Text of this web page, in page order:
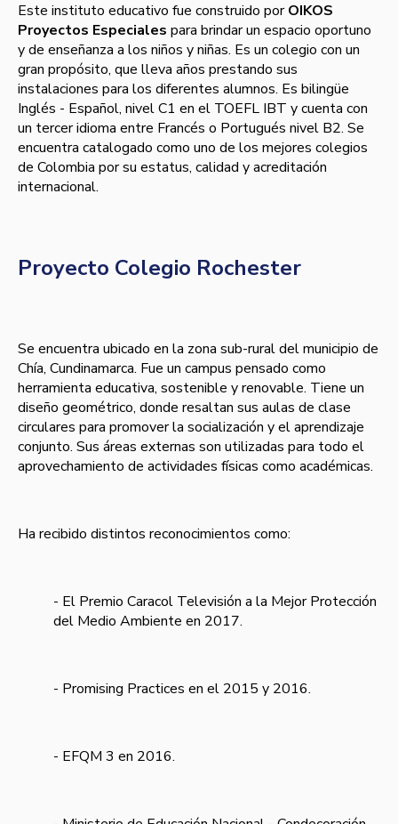
Este instituto educativo fue construido porOIKOS
Proyectos Especiales para brindar un espacio oportuno
y de enseñanza a los niños y niñas. Es un colegio con un
gran propósito, que lleva años prestando sus
instalaciones para los diferentes alumnos. Es bilingüe
Inglés - Español, nivel C1 en el TOEFL IBT y cuenta con
un tercer idioma entre Francés o Portugués nivel B2. Se
encuentra catalogado como uno de los mejores colegios
de Colombia por su estatus, calidad y acreditación
internacional.
Proyecto Colegio Rochester
Se encuentra ubicado en la zona sub-rural del municipio de
Chía, Cundinamarca. Fue un campus pensado como
herramienta educativa, sostenible y renovable. Tiene un
diseño geométrico, donde resaltan sus aulas de clase
circulares para promover la socialización y el aprendizaje
conjunto. Sus áreas externas son utilizadas para todo el
aprovechamiento de actividades físicas como académicas.
Ha recibido distintos reconocimientos como:
- El Premio Caracol Televisión a la Mejor Protección
del Medio Ambiente en 2017.
- Promising Practices en el 2015 y 2016.
- EFQM 3 en 2016.